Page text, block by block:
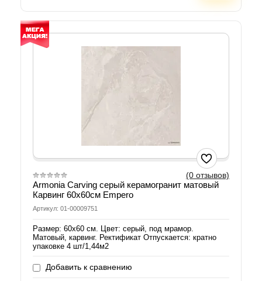
(0 отзывов)
Armonia Carving серый керамогранит матовый
Карвинг 60х60см Empero
Артикул: 01-00009751
Размер: 60х60 см. Цвет: серый, под мрамор.
Матовый, карвинг. Ректификат Отпускается: кратно
упаковке 4 шт/1,44м2
Добавить к сравнению